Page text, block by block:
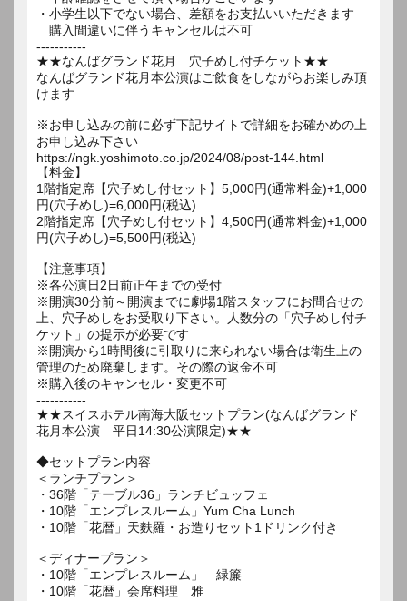
・小学生以下でない場合、差額をお支払いいただきます
購入間違いに伴うキャンセルは不可
-----------
★★なんばグランド花月 穴子めし付チケット★★
なんばグランド花月本公演はご飲食をしながらお楽しみ頂
けます
※お申し込みの前に必ず下記サイトで詳細をお確かめの上
お申し込み下さい
https://ngk.yoshimoto.co.jp/2024/08/post-144.html
【料金】
1階指定席【穴子めし付セット】5,000円(通常料金)+1,000
円(穴子めし)=6,000円(税込)
2階指定席【穴子めし付セット】4,500円(通常料金)+1,000
円(穴子めし)=5,500円(税込)
【注意事項】
※各公演日2日前正午までの受付
※開演30分前～開演までに劇場1階スタッフにお問合せの
上、穴子めしをお受取り下さい。人数分の「穴子めし付チ
ケット」の提示が必要です
※開演から1時間後に引取りに来られない場合は衛生上の
管理のため廃棄します。その際の返金不可
※購入後のキャンセル・変更不可
-----------
★★スイスホテル南海大阪セットプラン(なんばグランド
花月本公演 平日14:30公演限定)★★
◆セットプラン内容
＜ランチプラン＞
・36階「テーブル36」ランチビュッフェ
・10階「エンプレスルーム」Yum Cha Lunch
・10階「花暦」天麩羅・お造りセット1ドリンク付き
＜ディナープラン＞
・10階「エンプレスルーム」 緑簾
・10階「花暦」会席料理 雅